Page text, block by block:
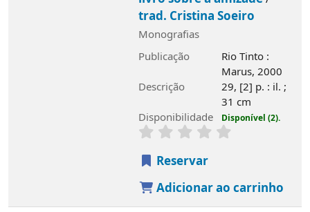
trad. Cristina Soeiro
Monografias
Publicação
Rio Tinto :
Marus, 2000
Descrição
29, [2] p. : il. ;
31 cm
Disponibilidade
Disponível (2).
Reservar
Adicionar ao carrinho